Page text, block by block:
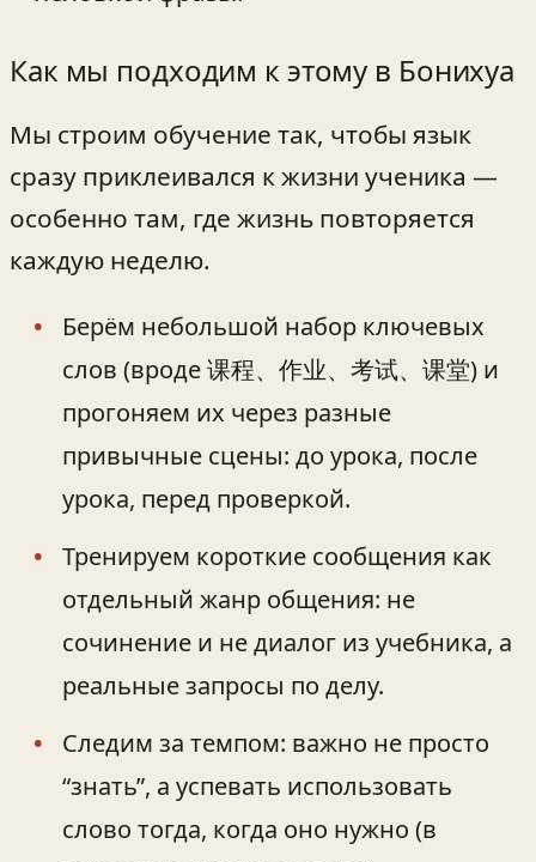
Как мы подходим к этому в Бонихуа
Мы строим обучение так, чтобы язык
сразу приклеивался к жизни ученика —
особенно там, где жизнь повторяется
каждую неделю.
Берём небольшой набор ключевых
слов (вроде 课程、作业、考试、课堂) и
прогоняем их через разные
привычные сцены: до урока, после
урока, перед проверкой.
Тренируем короткие сообщения как
отдельный жанр общения: не
сочинение и не диалог из учебника, а
реальные запросы по делу.
Следим за темпом: важно не просто
“знать”, а успевать использовать
слово тогда, когда оно нужно (в